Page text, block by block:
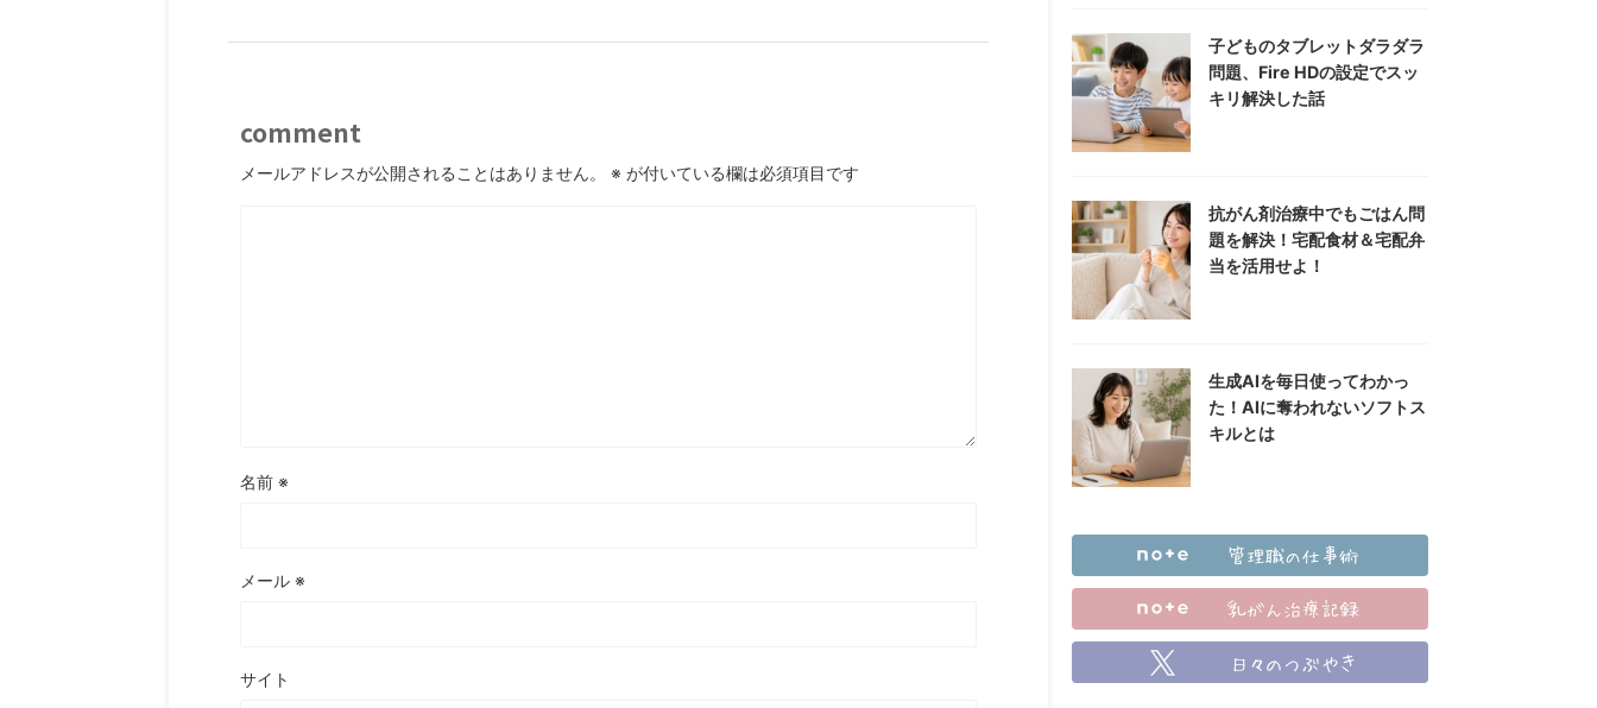
comment
メールアドレスが公開されることはありません。 ※ が付いている欄は必須項目です
名前 ※
メール ※
サイト
子どものタブレットダラダラ
問題、Fire HDの設定でスッ
キリ解決した話
抗がん剤治療中でもごはん問
題を解決！宅配食材＆宅配弁
当を活用せよ！
生成AIを毎日使ってわかっ
た！AIに奪われないソフトス
キルとは